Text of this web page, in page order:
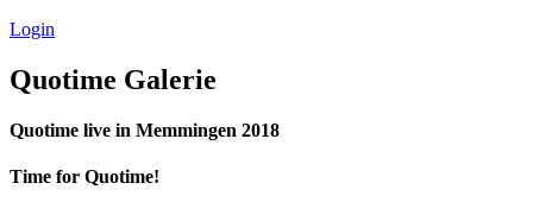
Login
Quotime Galerie
Quotime live in Memmingen 2018
Time for Quotime!